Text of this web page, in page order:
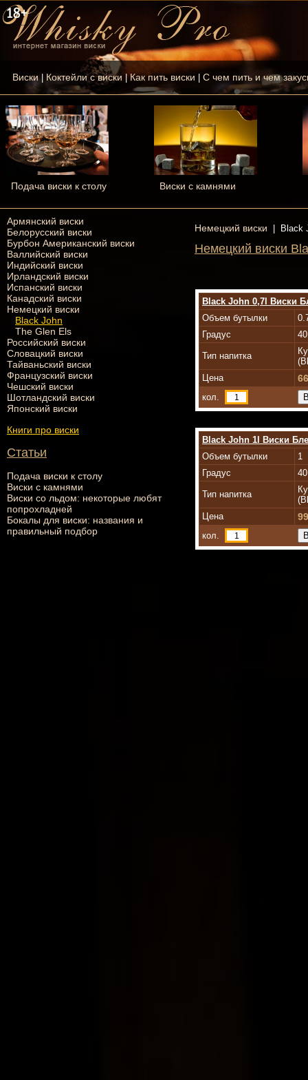
Виски| Коктейли с виски |Как пить виски С чем пить и чем
Подача виски к столу Виски с камнями
Армянский виски
Белорусский виски
Бурбон Американский виски
Валлийский виски
Индийский виски
Ирландский виски
Испанский виски
Канадский виски
Немецкий виски
Black John
The Glen Els
Российский виски
Словацкий виски
Тайваньский виски
Французский виски
Чешский виски
Шотландский виски
Японский виски
Книги про виски
Статьи
Подача виски к столу
Виски с камнями
Виски со льдом: некоторые любят
попрохладней
Бокалы для виски: названия и
правильный подбор
Немецкий виски Black
Немецкий виски
Black John 0,7l Виски
Объем бутылки
Градус
40
Тип напитка
Цена
кол.
Black John 1l Виски
Объем бутылки
1
Градус
40
Тип напитка
Цена
кол.